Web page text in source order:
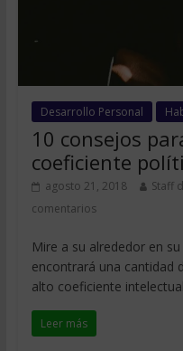
Desarrollo Personal
10 consejos
coeficiente
agosto 21, 2018 Staff
comentarios
Mire a su alrededor en
encontrará una cantidad
alto coeficiente intelectual
Leer más